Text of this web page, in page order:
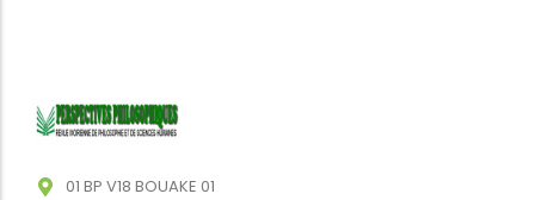
01 BP V18 BOUAKE 01